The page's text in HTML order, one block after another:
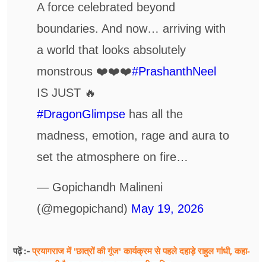
A force celebrated beyond
boundaries. And now… arriving with
a world that looks absolutely
monstrous ❤️❤️❤️#PrashanthNeel
IS JUST 🔥
#DragonGlimpse has all the
madness, emotion, rage and aura to
set the atmosphere on fire…
— Gopichandh Malineni
(@megopichand) May 19, 2026
पढ़ें :-प्रयागराज में 'छात्रों की गूंज' कार्यक्रम से पहले दहाड़े राहुल गांधी, कहा-